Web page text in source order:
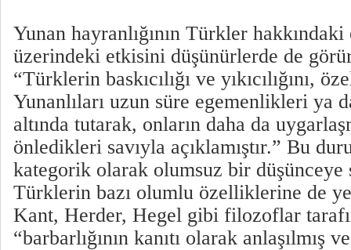
Yunan hayranlığının Türkler
üzerindeki etkisini düşünürlerde de
“Türklerin baskıcılığı ve yıkıcılığını,
Yunanlıları uzun süre egemenlikleri ya
altında tutarak, onların daha da
önledikleri savıyla açıklamıştır.” Bu
kategorik olarak olumsuz bir düşünceye
Türklerin bazı olumlu özelliklerine de
Kant, Herder, Hegel gibi filozoflar
“barbarlığının kanıtı olarak anlaşılmış